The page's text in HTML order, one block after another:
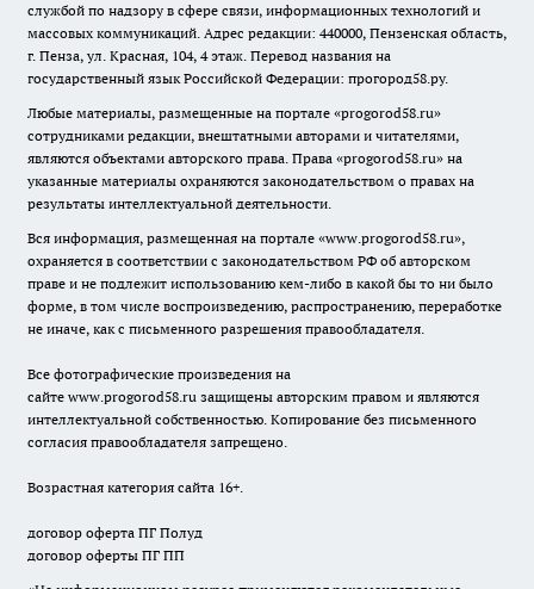
службой по надзору в сфере связи, информационных технологий и
массовых коммуникаций. Адрес редакции: 440000, Пензенская область,
г. Пенза, ул. Красная, 104, 4 этаж. Перевод названия на
государственный язык Российской Федерации: прогород58.ру.
Любые материалы, размещенные на портале «progorod58.ru»
сотрудниками редакции, внештатными авторами и читателями,
являются объектами авторского права. Права «progorod58.ru» на
указанные материалы охраняются законодательством о правах на
результаты интеллектуальной деятельности.
Вся информация, размещенная на портале «www.progorod58.ru»,
охраняется в соответствии с законодательством РФ об авторском
праве и не подлежит использованию кем-либо в какой бы то ни было
форме, в том числе воспроизведению, распространению, переработке
не иначе, как с письменного разрешения правообладателя.
Все фотографические произведения на
сайте www.progorod58.ru защищены авторским правом и являются
интеллектуальной собственностью. Копирование без письменного
согласия правообладателя запрещено.
Возрастная категория сайта 16+.
договор оферта ПГ Полуд
договор оферты ПГ ПП